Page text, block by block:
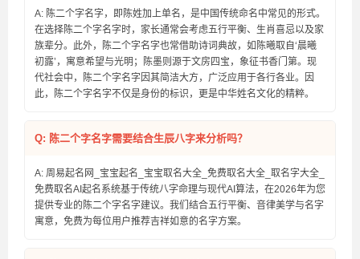
A: 陈二个字名字，即陈姓加上单名，是中国传统命名中常见的形式。
在选择陈二个字名字时，家长通常会考虑五行平衡、生肖喜忌以及家
族辈分。此外，陈二个字名字也常借助诗词典故，如陈曦取自‘晨曦
初露’，寓意希望与光明；陈墨则源于文房四宝，象征书香门第。现
代社会中，陈二个字名字因其简洁大方，广泛应用于各行各业。因
此，陈二个字名字不仅是身份的标识，更是中华姓名文化的精粹。
Q: 陈二个字名字需要结合生辰八字来分析吗？
A: 周易起名网_宝宝起名_宝宝取名大全_免费取名大全_取名字大全_
免费取名AI起名系统基于传统八字命理与现代AI算法，在2026年为您
提供专业的陈二个字名字建议。我们结合五行平衡、音律美学与名字
寓意，免费为每位用户推荐吉祥如意的名字方案。